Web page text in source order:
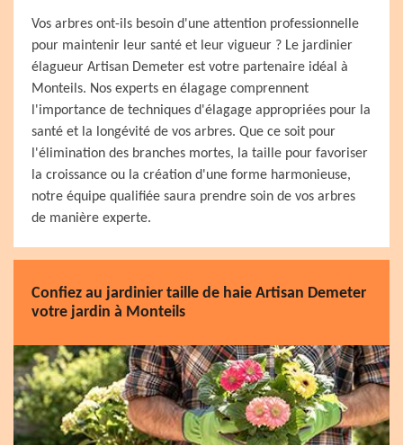
Vos arbres ont-ils besoin d'une attention professionnelle
pour maintenir leur santé et leur vigueur ? Le jardinier
élagueur Artisan Demeter est votre partenaire idéal à
Monteils. Nos experts en élagage comprennent
l'importance de techniques d'élagage appropriées pour la
santé et la longévité de vos arbres. Que ce soit pour
l'élimination des branches mortes, la taille pour favoriser
la croissance ou la création d'une forme harmonieuse,
notre équipe qualifiée saura prendre soin de vos arbres
de manière experte.
Confiez au jardinier taille de haie Artisan Demeter
votre jardin à Monteils